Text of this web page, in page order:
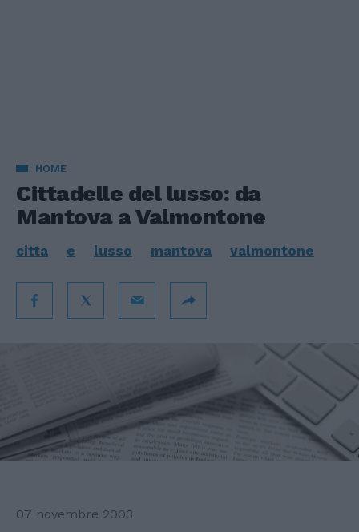
HOME
Cittadelle del lusso: da
Mantova a Valmontone
citta e lusso mantova valmontone
07 novembre 2003